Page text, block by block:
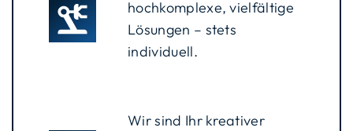
hochkomplexe, vielfältige
Lösungen – stets
individuell.
Wir sind Ihr kreativer